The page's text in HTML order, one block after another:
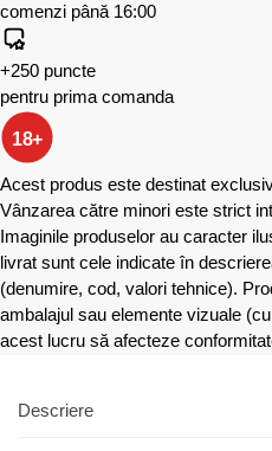
comenzi până 16:00
+250 puncte
pentru prima comanda
18+
Acest produs este destinat
Vânzarea către minori este strict
Imaginile produselor au caracter
livrat sunt cele indicate în
(denumire, cod, valori tehnice).
ambalajul sau elemente vizuale
acest lucru să afecteze
Descriere